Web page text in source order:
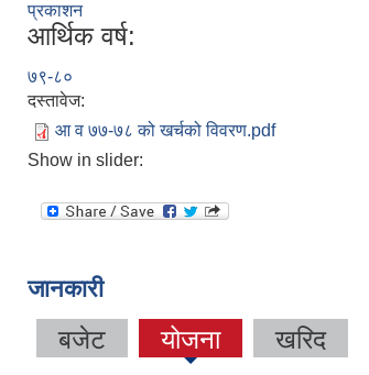
प्रकाशन
आर्थिक वर्ष:
७९-८०
दस्तावेज:
आ व ७७-७८ को खर्चको विवरण.pdf
Show in slider:
जानकारी
बजेट योजना खरिद